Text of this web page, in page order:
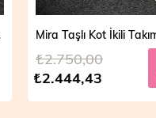
₺2.499,99
₺2.700,00